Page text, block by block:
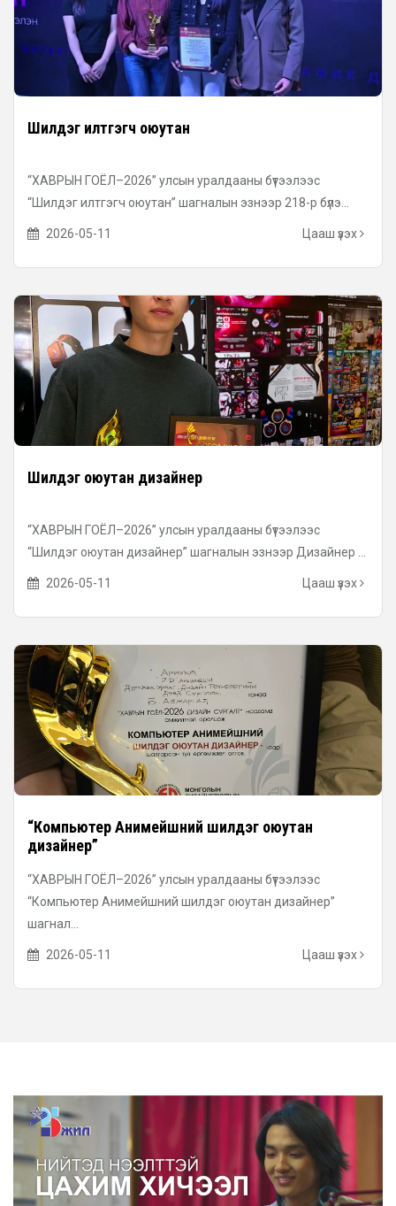
Шилдэг илтгэгч оюутан
“ХАВРЫН ГОЁЛ–2026” улсын уралдааны бүтээлээс
“Шилдэг илтгэгч оюутан” шагналын эзнээр 218-р бүлэ...
2026-05-11 Цааш үзэх
Шилдэг оюутан дизайнер
“ХАВРЫН ГОЁЛ–2026” улсын уралдааны бүтээлээс
“Шилдэг оюутан дизайнер” шагналын эзнээр Дизайнер ...
2026-05-11 Цааш үзэх
“Компьютер Анимейшний шилдэг оюутан
дизайнер”
“ХАВРЫН ГОЁЛ–2026” улсын уралдааны бүтээлээс
“Компьютер Анимейшний шилдэг оюутан дизайнер”
шагнал...
2026-05-11 Цааш үзэх